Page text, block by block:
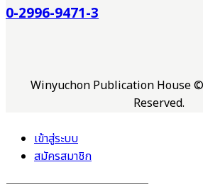
0-2996-9471-3
Winyuchon Publication House
Reserved.
เข้าสู่ระบบ
สมัครสมาชิก